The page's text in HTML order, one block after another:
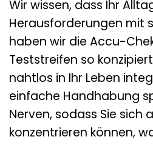
Wir wissen, dass Ihr
Herausforderungen mit
haben wir die Accu-
Teststreifen so
nahtlos in Ihr Leben
einfache Handhabung
Nerven, sodass Sie sich
konzentrieren können,